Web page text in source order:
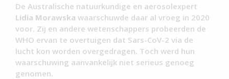
De Australische natuurkundige en aerosolexpert
Lidia Morawska waarschuwde daar al vroeg in 2020
voor. Zij en andere wetenschappers probeerden de
WHO ervan te overtuigen dat Sars-CoV-2 via de
lucht kon worden overgedragen. Toch werd hun
waarschuwing aanvankelijk niet serieus genoeg
genomen.